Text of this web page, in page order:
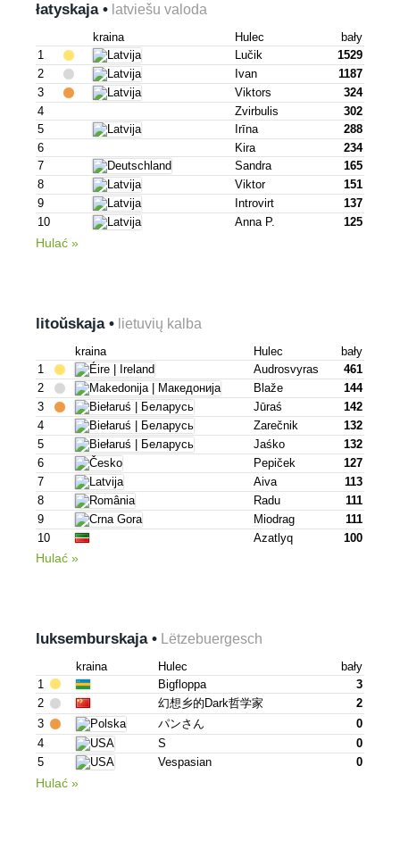
łatyskaja • latviešu valoda
kraina Hulec
bały
1
Lučik
1529
2
Ivan
1187
3
Viktors
324
4
Zvirbulis
302
5
Irīna
288
6
Kira
234
7
Sandra
165
8
Viktor
151
9
Introvirt
137
10
Anna P. 125
Hulać »
litoŭskaja • lietuvių kalba
kraina Hulec
bały
1
Audrosvyras
461
2
Blaže
144
3
Jūraś
142
4
Zarečnik
132
5
Jaśko
132
6
Pepiček
127
7
Aiva
113
8
Radu
111
9
Miodrag
111
10
Azatlyq 100
Hulać »
luksemburskaja • Lëtzebuergesch
kraina Hulec
bały
1
Bigfloppa
3
2
幻想乡的dark哲学家
2
3
パンさん
0
4
S
0
5
Vespasian 0
Hulać »